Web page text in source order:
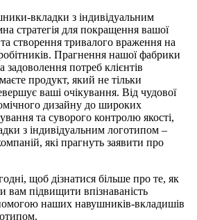
вкладки з індивідуальним
стратегія для покращення вашої
створення тривалого враження на
Прагнення нашої фабрики
задоволення потреб клієнтів
продукт, який не тільки
ваші очікування. Від чудової
дизайну до широких
та суворого контролю якості,
з індивідуальним логотипом –
які прагнуть заявити про
щоб дізнатися більше про те, як
підвищити впізнаваність
наших навушників-вкладишів